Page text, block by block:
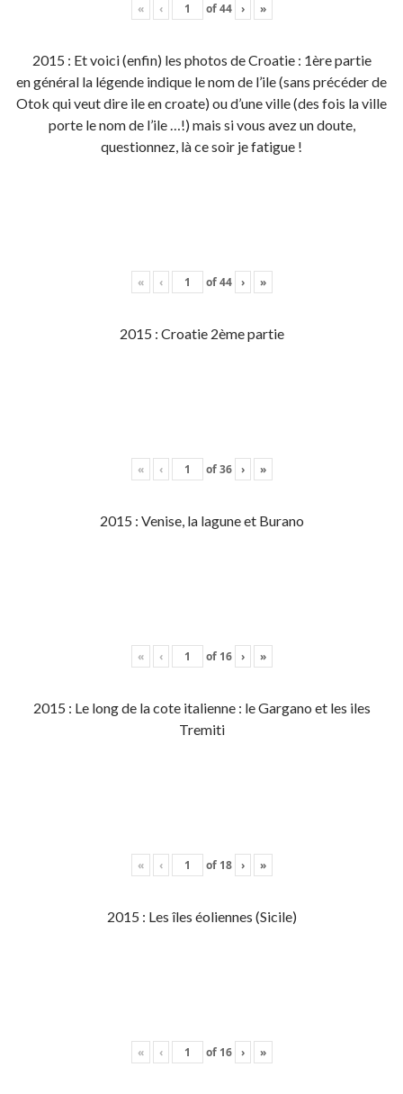
« ‹ of44 › »
2015 : Et voici (enfin) les photos de Croatie : 1ère partie
en général la légende indique le nom de l’ile (sans précéder de
Otok qui veut dire ile en croate) ou d’une ville (des fois la ville
porte le nom de l’ile …!) mais si vous avez un doute,
questionnez, là ce soir je fatigue !
« ‹ of44 › »
2015 : Croatie 2ème partie
« ‹ of36 › »
2015 : Venise, la lagune et Burano
« ‹ of 16 › »
2015 : Le long de la cote italienne : le Gargano et les iles
Tremiti
« ‹ of 18 › »
2015 : Les îles éoliennes (Sicile)
« ‹ of 16 › »